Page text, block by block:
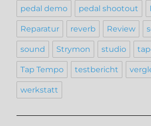
pedal demo pedal shootout
Reparatur reverb Review
sound Strymon studio
Tap Tempo testbericht
werkstatt